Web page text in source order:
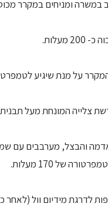
במשרה ומניחים במקרר
מעלות.
על מנת שיגיע
המונחת מעל תבנית (ריקה), צולים
והבצל, מערבבים עם
של 170 מעלות.